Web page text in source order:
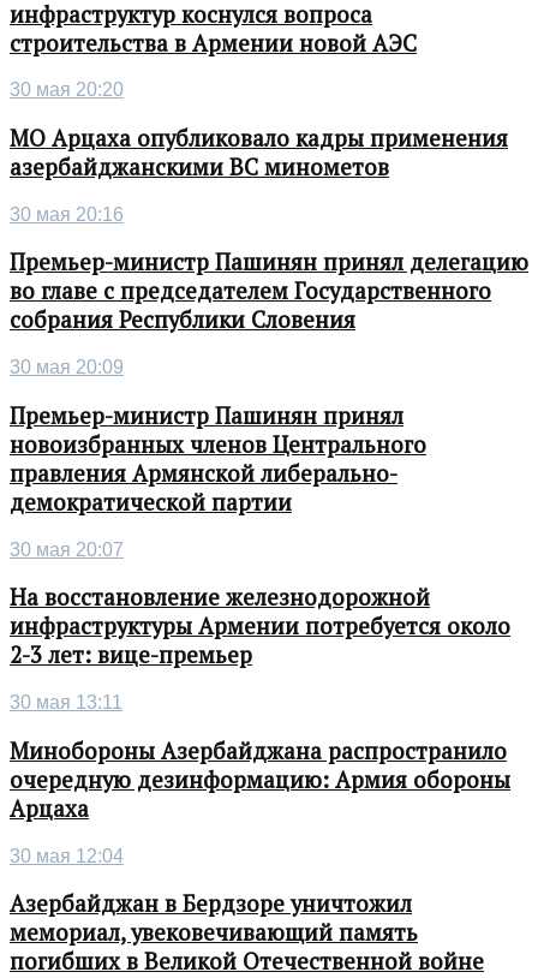
инфраструктур коснулся вопроса
строительства в Армении новой АЭС
30 мая 20:20
МО Арцаха опубликовало кадры применения
азербайджанскими ВС минометов
30 мая 20:16
Премьер-министр Пашинян принял делегацию
во главе с председателем Государственного
собрания Республики Словения
30 мая 20:09
Премьер-министр Пашинян принял
новоизбранных членов Центрального
правления Армянской либерально-
демократической партии
30 мая 20:07
На восстановление железнодорожной
инфраструктуры Армении потребуется около
2-3 лет: вице-премьер
30 мая 13:11
Минобороны Азербайджана распространило
очередную дезинформацию: Армия обороны
Арцаха
30 мая 12:04
Азербайджан в Бердзоре уничтожил
мемориал, увековечивающий память
погибших в Великой Отечественной войне